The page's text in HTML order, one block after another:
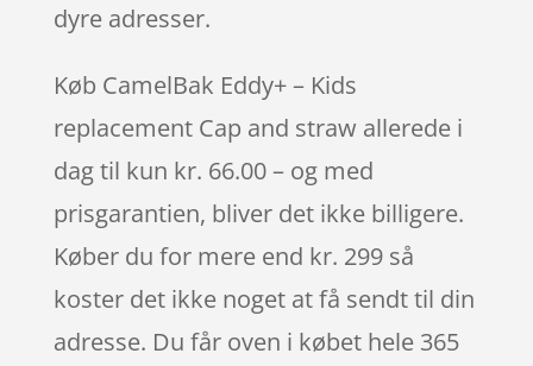
dyre adresser.
Køb CamelBak Eddy+ – Kids
replacement Cap and straw allerede i
dag til kun kr. 66.00 – og med
prisgarantien, bliver det ikke billigere.
Køber du for mere end kr. 299 så
koster det ikke noget at få sendt til din
adresse. Du får oven i købet hele 365